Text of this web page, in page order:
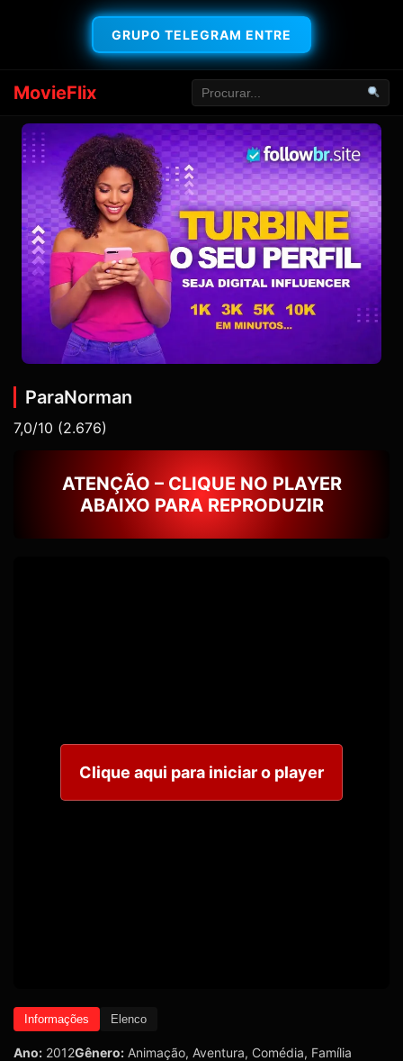
GRUPO TELEGRAM ENTRE
MovieFlix
ParaNorman
7,0/10 (2.676)
ATENÇÃO – CLIQUE NO PLAYER
ABAIXO PARA REPRODUZIR
Clique aqui para iniciar o player
Informações Elenco
Ano: 2012Gênero: Animação, Aventura, Comédia, Família